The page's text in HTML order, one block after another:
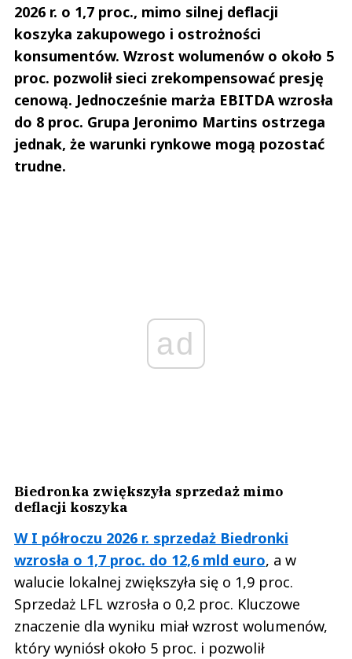
2026 r. o 1,7 proc., mimo silnej deflacji
koszyka zakupowego i ostrożności
konsumentów. Wzrost wolumenów o około 5
proc. pozwolił sieci zrekompensować presję
cenową. Jednocześnie marża EBITDA wzrosła
do 8 proc. Grupa Jeronimo Martins ostrzega
jednak, że warunki rynkowe mogą pozostać
trudne.
ad
Biedronka zwiększyła sprzedaż mimo
deflacji koszyka
W I półroczu 2026 r. sprzedaż Biedronki
wzrosła o 1,7 proc. do 12,6 mld euro, a w
walucie lokalnej zwiększyła się o 1,9 proc.
Sprzedaż LFL wzrosła o 0,2 proc. Kluczowe
znaczenie dla wyniku miał wzrost wolumenów,
który wyniósł około 5 proc. i pozwolił